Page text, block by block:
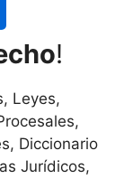
!
Leyes,
Diccionario
Jurídicos,